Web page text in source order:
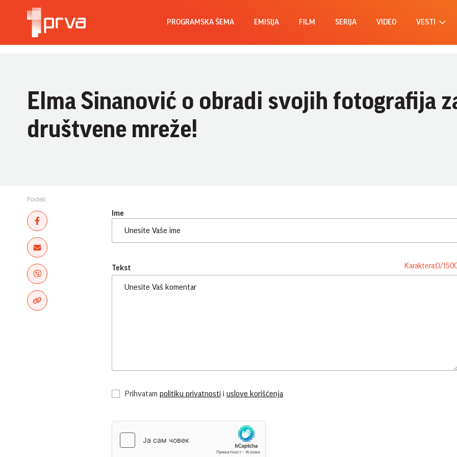
PROGRAMSKA ŠEMA EMISIJA FILM SERIJA VIDEO VESTI
Elma Sinanović o obradi svojih fotografija
društvene mreže!
Podeli:
Ime
Tekst Karaktera:0/
Prihvatam politiku privatnosti i uslove korišćenja